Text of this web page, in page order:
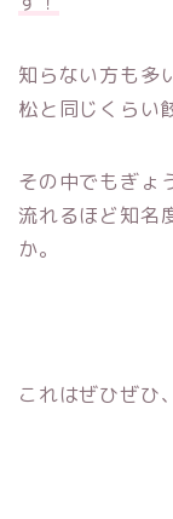
知らない方も多
松と同じくらい
その中でもぎょ
流れるほど知名
か。
これはぜひぜひ